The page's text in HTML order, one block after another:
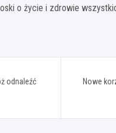
o życie i zdrowie
odnaleźć
Nowe